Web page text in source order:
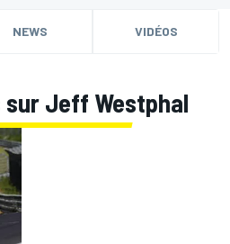
NEWS VIDÉOS
Jeff Westphal